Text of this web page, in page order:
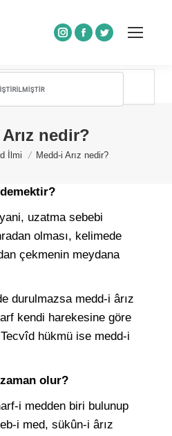
Instagram
Facebook
Twitter
nedir?
İlmi Medd-i Arız nedir?
uzatma sebebi
olması, kelimede
çekmenin meydana
durulmazsa medd-i ârız
kendi harekesine göre
hükmü ise medd-i
olur?
i medden biri bulunup
i med, sükûn-i ârız